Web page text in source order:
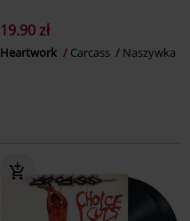
19.90 zł
Heartwork Carcass Naszywka